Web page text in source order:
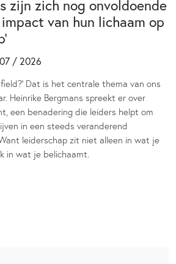
zijn zich nog onvoldoende
van hun lichaam op
/ 2026
Dat is het centrale thema van ons
Heinrike Bergmans spreekt er over
een benadering die leiders helpt om
in een steeds veranderend
leiderschap zit niet alleen in wat je
in wat je belichaamt.